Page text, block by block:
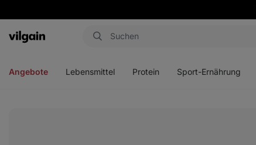
Aktin
Angebote Lebensmittel Protein Sport-Ernährung